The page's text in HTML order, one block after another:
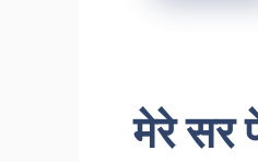
मेरे सर